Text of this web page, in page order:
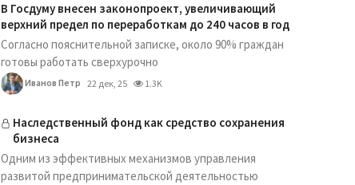
В Госдуму внесен законопроект, увеличивающий
верхний предел по переработкам до 240 часов в год
Согласно пояснительной записке, около 90% граждан
готовы работать сверхурочно
Иванов Петр 22 дек, 25 1.3K
Наследственный фонд как средство сохранения
бизнеса
Одним из эффективных механизмов управления
развитой предпринимательской деятельностью